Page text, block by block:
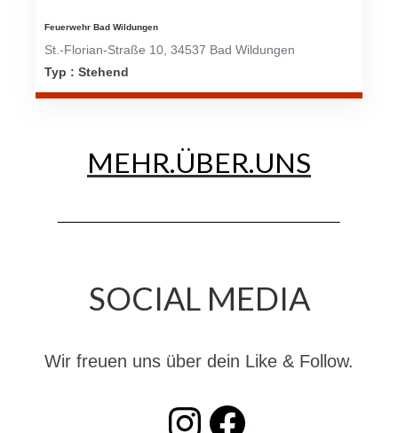
Jahreskonzert 2019
Benefizkonzert 2021
Einsatzfahrzeuge
Feuerwehr Bad Wildungen
St.-Florian-Straße 10, 34537 Bad Wildungen
Typ : Stehend
MEHR.ÜBER.UNS
SOCIAL MEDIA
Wir freuen uns über dein Like & Follow.
INSTAGRAM Facebook